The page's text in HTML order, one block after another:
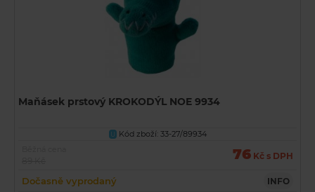
Maňásek prstový KROKODÝL NOE 9934
U Kód zboží: 33-27/89934
76 Kč s DPH
Dočasně vyprodaný INFO